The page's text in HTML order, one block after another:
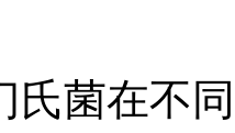
氏菌在不